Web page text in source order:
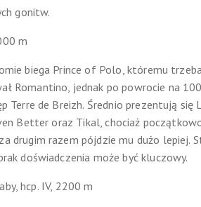
gonitw.
m
biega Prince of Polo, któremu
Romantino, jednak po powrocie na
Terre de Breizh. Średnio prezentują
Better oraz Tikal, chociaż
drugim razem pójdzie mu dużo lepiej.
doświadczenia może być kluczowy.
hcp. IV, 2200 m